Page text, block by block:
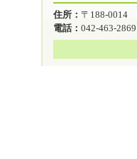
住所： 〒188-0014
電話： 042-463-2869